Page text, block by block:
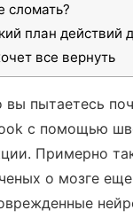
сломать?
план действий
все вернуть
вы пытаетесь
с помощью
Примерно
о мозге